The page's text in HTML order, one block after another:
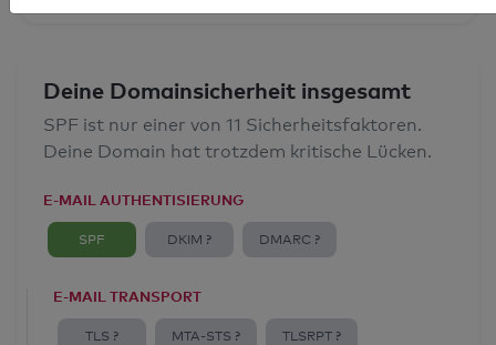
Deine Domainsicherheit insgesamt
SPF ist nur einer von 11 Sicherheitsfaktoren.
Deine Domain hat trotzdem kritische Lücken.
E-MAIL AUTHENTISIERUNG
SPF DKIM ? DMARC ?
E-MAIL TRANSPORT
TLS ? MTA-STS ? TLSRPT ?